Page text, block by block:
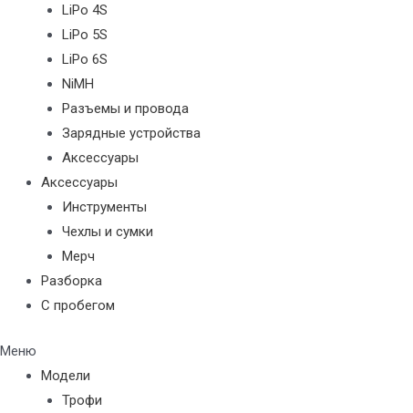
LiPo 4S
LiPo 5S
LiPo 6S
NiMH
Разъемы и провода
Зарядные устройства
Аксессуары
Аксессуары
Инструменты
Чехлы и сумки
Мерч
Разборка
С пробегом
Меню
Модели
Трофи